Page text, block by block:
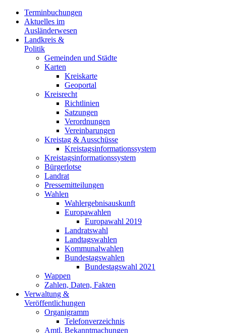
Terminbuchungen
Aktuelles im
Ausländerwesen
Landkreis &
Politik
Gemeinden und Städte
Karten
Kreiskarte
Geoportal
Kreisrecht
Richtlinien
Satzungen
Verordnungen
Vereinbarungen
Kreistag & Ausschüsse
Kreistagsinformationssystem
Kreistagsinformationssystem
Bürgerlotse
Landrat
Pressemitteilungen
Wahlen
Wahlergebnisauskunft
Europawahlen
Europawahl 2019
Landratswahl
Landtagswahlen
Kommunalwahlen
Bundestagswahlen
Bundestagswahl 2021
Wappen
Zahlen, Daten, Fakten
Verwaltung &
Veröffentlichungen
Organigramm
Telefonverzeichnis
Amtl. Bekanntmachungen